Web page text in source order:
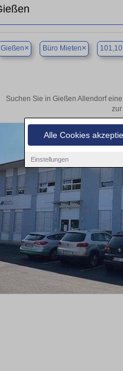
Alle Cookies
Einstellungen
Gießen× Büro Mieten×
Suchen Sie in Gießen Allendorf